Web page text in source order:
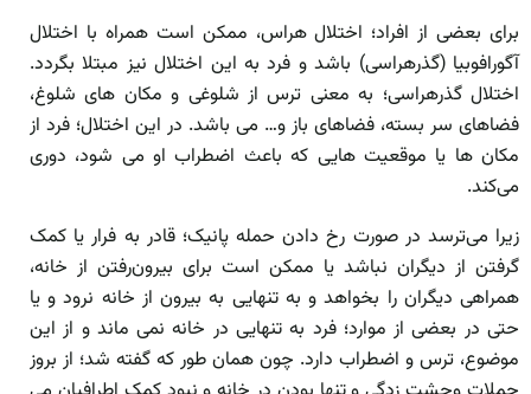
برای بعضی از افراد؛ اختلال هراس، ممکن است همراه با اختلال
آگورافوبیا (گذرهراسی) باشد و فرد به این اختلال نیز مبتلا بگردد.
اختلال گذرهراسی؛ به معنی ترس از شلوغی و مکان های شلوغ،
فضاهای سر بسته، فضاهای باز و… می باشد. در این اختلال؛ فرد از
مکان ها یا موقعیت هایی که باعث اضطراب او می شود، دوری
می‌کند.
زیرا می‌ترسد در صورت رخ دادن حمله پانیک؛ قادر به فرار یا کمک
گرفتن از دیگران نباشد یا ممکن است برای بیرون‌رفتن از خانه،
همراهی دیگران را بخواهد و به تنهایی به بیرون از خانه نرود و یا
حتی در بعضی از موارد؛ فرد به تنهایی در خانه نمی ماند و از این
موضوع، ترس و اضطراب دارد. چون همان طور که گفته شد؛ از بروز